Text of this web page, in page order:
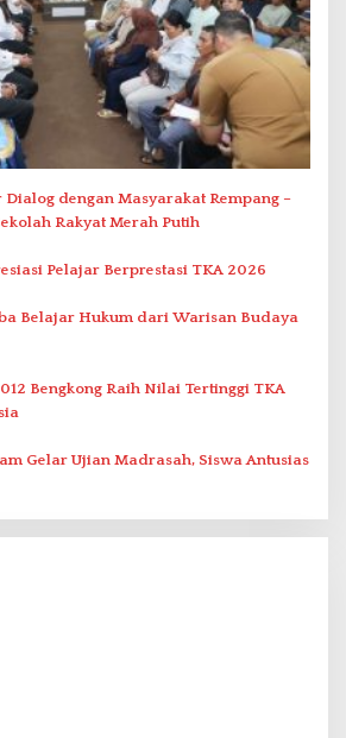
Dialog dengan Masyarakat Rempang –
Rakyat Merah Putih
Pelajar Berprestasi TKA 2026
Belajar Hukum dari Warisan Budaya
Bengkong Raih Nilai Tertinggi TKA
Gelar Ujian Madrasah, Siswa Antusias